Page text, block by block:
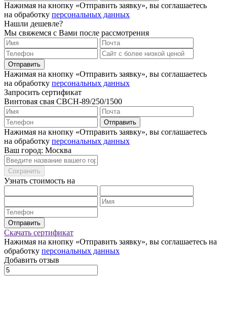
Нажимая на кнопку «Отправить заявку», вы соглашаетесь
на обработку персональных данных
Нашли дешевле?
Мы свяжемся с Вами после рассмотрения
Отправить
Нажимая на кнопку «Отправить заявку», вы соглашаетесь
на обработку персональных данных
Запросить сертификат
Винтовая свая СВСН-89/250/1500
Отправить
Нажимая на кнопку «Отправить заявку», вы соглашаетесь
на обработку персональных данных
Ваш город: Москва
Сохранить
Узнать стоимость на
Отправить
Скачать сертификат
Нажимая на кнопку «Отправить заявку», вы соглашаетесь на
обработку персональных данных
Добавить отзыв